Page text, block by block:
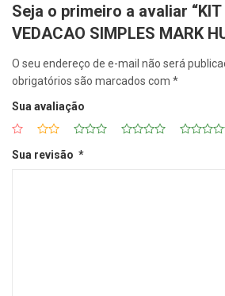
Seja o primeiro a avaliar “KIT
VEDACAO SIMPLES MARK
O seu endereço de e-mail não será
obrigatórios são marcados com *
Sua avaliação
Sua revisão *